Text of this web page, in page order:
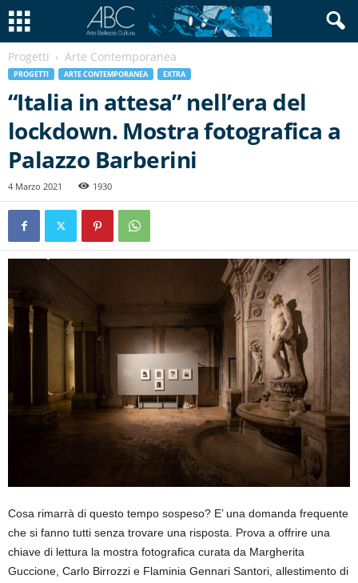
Progetti Arte Contemporanea
PROGETTI ARTE CONTEMPORANEA EXTRA
“Italia in attesa” nell’era del
lockdown. Mostra fotografica a
Palazzo Barberini
4 Marzo 2021 1930
Cosa rimarrà di questo tempo sospeso? E’ una domanda frequente
che si fanno tutti senza trovare una risposta. Prova a offrire una
chiave di lettura la mostra fotografica curata da Margherita
Guccione, Carlo Birrozzi e Flaminia Gennari Santori, allestimento di